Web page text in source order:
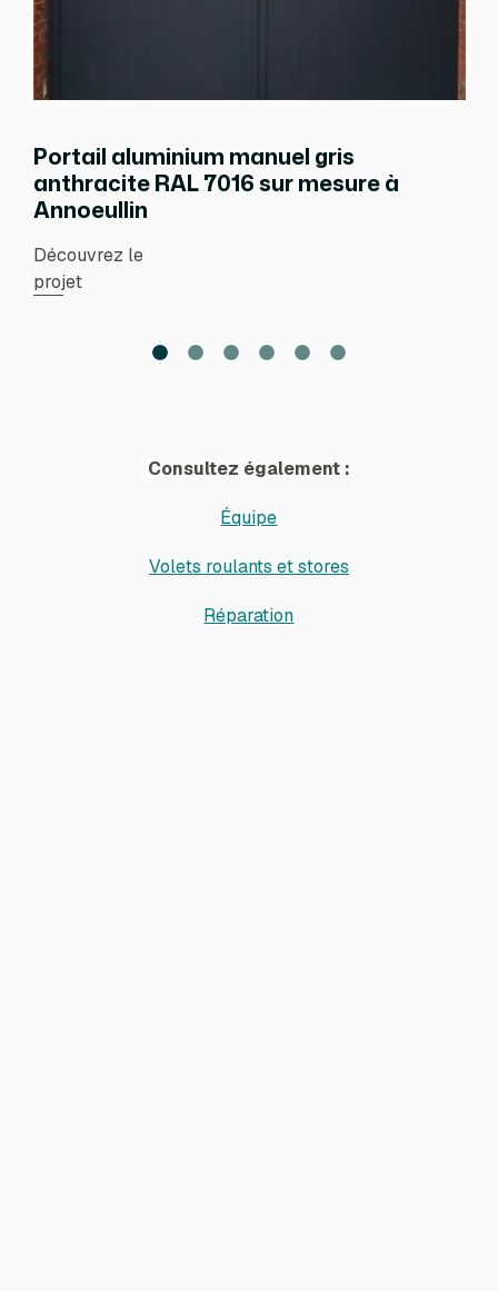
Portail aluminium manuel gris
anthracite RAL 7016 sur mesure à
Annoeullin
Découvrez le
projet
Consultez également :
Équipe
Volets roulants et stores
Réparation